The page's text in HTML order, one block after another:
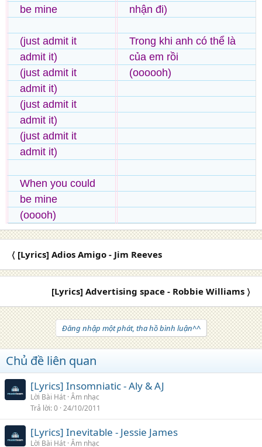
be mine
(just admit it
admit it)
(just admit it
admit it)
(just admit it
admit it)
(just admit it
admit it)
When you could
be mine
(ooooh)
nhận đi)
Trong khi anh có thể là
của em rồi
(oooooh)
〈 [Lyrics] Adios Amigo - Jim Reeves
[Lyrics] Advertising space - Robbie Williams 〉
Đăng nhập một phát, tha hồ bình luận^^
Chủ đề liên quan
[Lyrics] Insomniatic - Aly & AJ
Lời Bài Hát Âm nhạc
Trả lời 0 24/10/2011
[Lyrics] Inevitable - Jessie James
Lời Bài Hát Âm nhạc